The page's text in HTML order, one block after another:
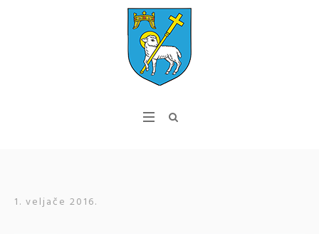
1. veljače 2016.